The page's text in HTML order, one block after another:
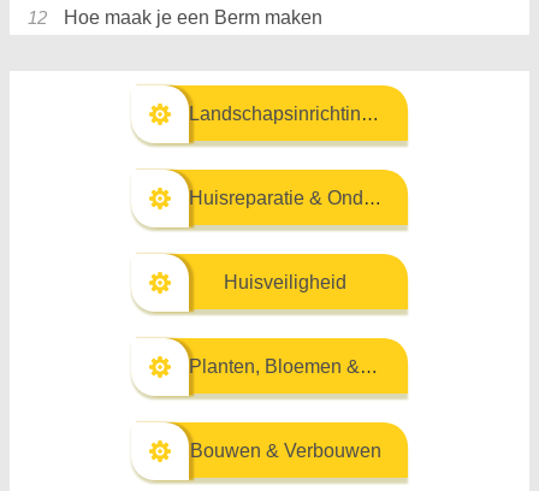
Hoe maak je een Berm maken
Landschapsinrichting & Buitenbouw
Huisreparatie & Onderhoud
Huisveiligheid
Planten, Bloemen & Kruiden
Bouwen & Verbouwen